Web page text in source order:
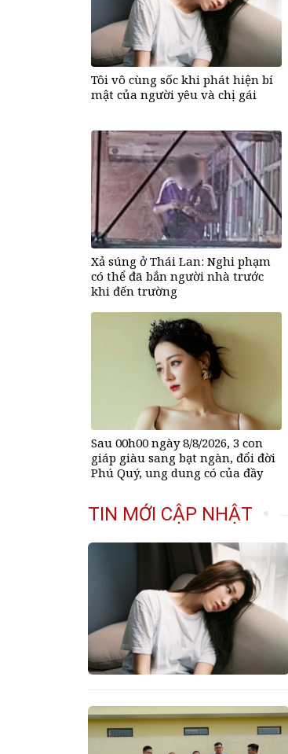
Tôi vô cùng sốc khi phát hiện bí
mật của người yêu và chị gái
Xả súng ở Thái Lan: Nghi phạm
có thể đã bắn người nhà trước
khi đến trường
Sau 00h00 ngày 8/8/2026, 3 con
giáp giàu sang bạt ngàn, đổi đời
Phú Quý, ung dung có của đầy
TIN MỚI CẬP NHẬT